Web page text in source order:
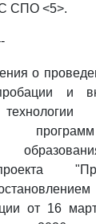
СПО <5>.
о
и
от 16